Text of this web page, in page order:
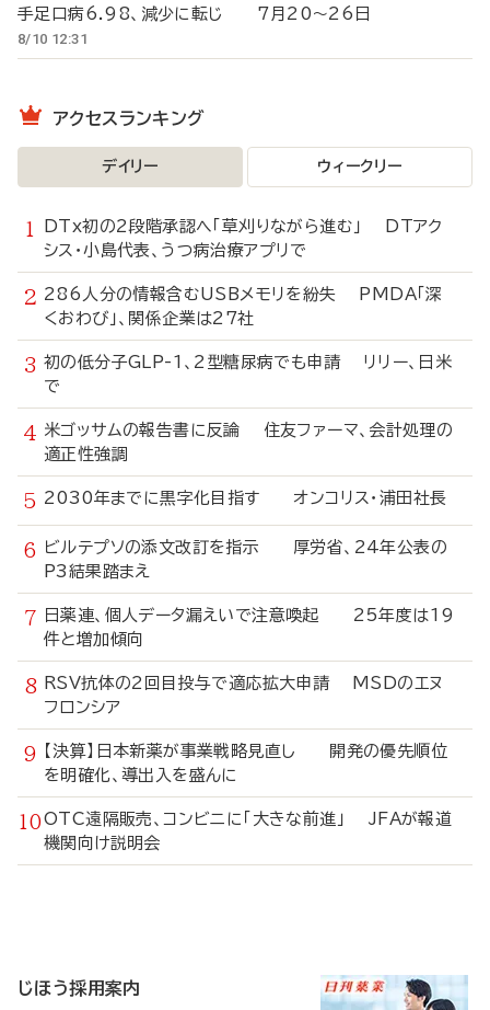
手足口病6.98、減少に転じ 7月20～26日
8/10 12:31
アクセスランキング
デイリー ウィークリー
DTx初の2段階承認へ「草刈りながら進む」 DTアク
シス・小島代表、うつ病治療アプリで
286人分の情報含むUSBメモリを紛失 PMDA「深
くおわび」、関係企業は27社
初の低分子GLP-1、2型糖尿病でも申請 リリー、日米
で
米ゴッサムの報告書に反論 住友ファーマ、会計処理の
適正性強調
2030年までに黒字化目指す オンコリス・浦田社長
ビルテプソの添文改訂を指示 厚労省、24年公表の
P3結果踏まえ
日薬連、個人データ漏えいで注意喚起 25年度は19
件と増加傾向
RSV抗体の2回目投与で適応拡大申請 MSDのエヌ
フロンシア
【決算】日本新薬が事業戦略見直し 開発の優先順位
を明確化、導出入を盛んに
OTC遠隔販売、コンビニに「大きな前進」 JFAが報道
機関向け説明会
じほう採用案内